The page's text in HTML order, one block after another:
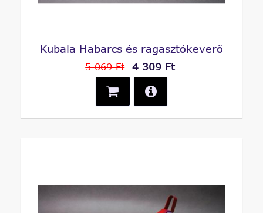
Kubala Habarcs és ragasztókeverő
5 069 Ft 4 309 Ft